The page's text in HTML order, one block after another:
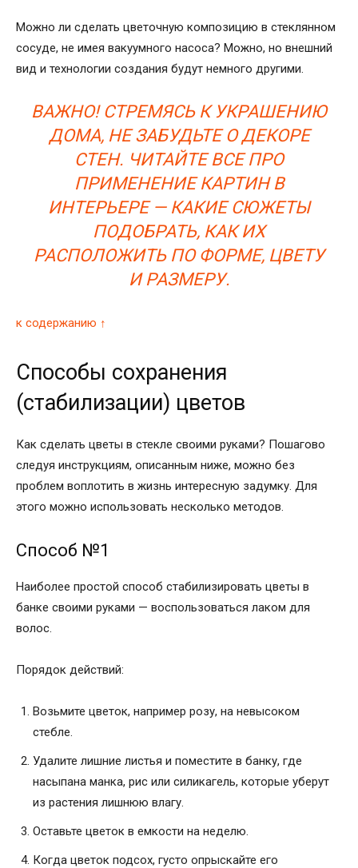
Можно ли сделать цветочную композицию в стеклянном
сосуде, не имея вакуумного насоса? Можно, но внешний
вид и технологии создания будут немного другими.
ВАЖНО! СТРЕМЯСЬ К УКРАШЕНИЮ
ДОМА, НЕ ЗАБУДЬТЕ О ДЕКОРЕ
СТЕН. ЧИТАЙТЕ ВСЕ ПРО
ПРИМЕНЕНИЕ КАРТИН В
ИНТЕРЬЕРЕ — КАКИЕ СЮЖЕТЫ
ПОДОБРАТЬ, КАК ИХ
РАСПОЛОЖИТЬ ПО ФОРМЕ, ЦВЕТУ
И РАЗМЕРУ.
к содержанию ↑
Способы сохранения
(стабилизации) цветов
Как сделать цветы в стекле своими руками? Пошагово
следуя инструкциям, описанным ниже, можно без
проблем воплотить в жизнь интересную задумку. Для
этого можно использовать несколько методов.
Способ №1
Наиболее простой способ стабилизировать цветы в
банке своими руками — воспользоваться лаком для
волос.
Порядок действий:
Возьмите цветок, например розу, на невысоком
стебле.
Удалите лишние листья и поместите в банку, где
насыпана манка, рис или силикагель, которые уберут
из растения лишнюю влагу.
Оставьте цветок в емкости на неделю.
Когда цветок подсох, густо опрыскайте его